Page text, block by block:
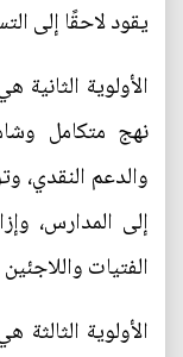
يقود لاحقًا إلى
الأولوية
نهج متكامل
والدعم النقدي،
إلى المدارس،
الفتيات
الأولوية